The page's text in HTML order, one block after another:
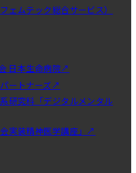
ェムテック総合サービス）
日本生命病院↗
ートナーズ↗
研究科「デジタルメンタル
実装精神医学講座」↗